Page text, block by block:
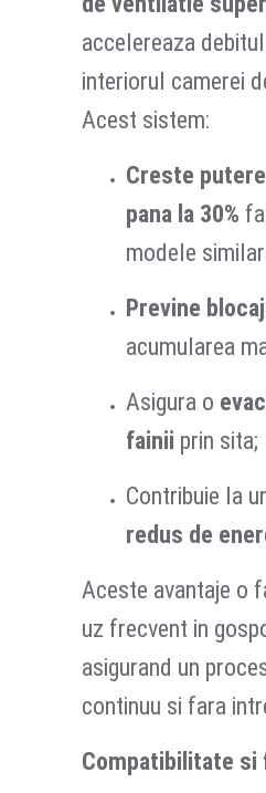
accelereaza
interiorul camerei
Acest sistem:
Creste
pana la 30%
modele
Previne
acumularea
Asigura o
fainii prin sita;
Contribuie la
redus de
Aceste avantaje o
uz frecvent in
asigurand un
continuu si fara
Compatibilitate